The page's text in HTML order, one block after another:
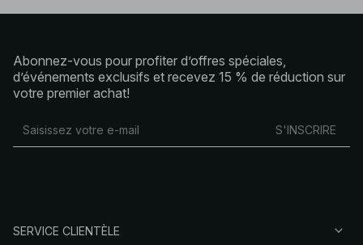
Abonnez-vous pour profiter d’offres spéciales,
d’événements exclusifs et recevez 15 % de réduction sur
votre premier achat!
S'INSCRIRE
SERVICE CLIENTÈLE